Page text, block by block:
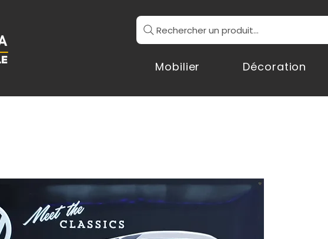
Rechercher un produit...
Mobilier Décoration